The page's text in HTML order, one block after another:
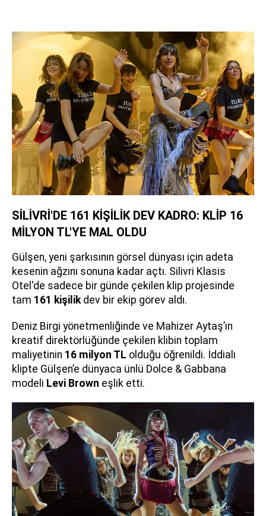
SİLİVRİ'DE 161 KİŞİLİK DEV KADRO: KLİP 16
MİLYON TL'YE MAL OLDU
Gülşen, yeni şarkısının görsel dünyası için adeta
kesenin ağzını sonuna kadar açtı. Silivri Klasis
Otel'de sadece bir günde çekilen klip projesinde
tam 161 kişilikdev bir ekip görev aldı.
Deniz Birgi yönetmenliğinde ve Mahizer Aytaş’ın
kreatif direktörlüğünde çekilen klibin toplam
maliyetinin 16 milyon TL olduğu öğrenildi. İddialı
klipte Gülşen’e dünyaca ünlü Dolce & Gabbana
modeli Levi Brown eşlik etti.